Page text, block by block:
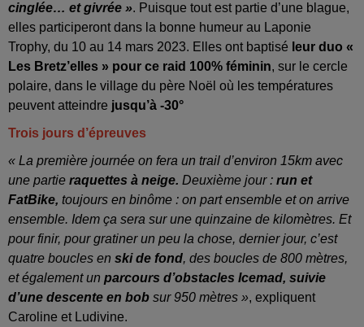
cinglée… et givrée ». Puisque tout est partie d’une blague,
elles participeront dans la bonne humeur au Laponie
Trophy, du 10 au 14 mars 2023. Elles ont baptisé leur duo «
Les Bretz’elles » pour ce raid 100% féminin, sur le cercle
polaire, dans le village du père Noël où les températures
peuvent atteindre jusqu’à -30°
Trois jours d’épreuves
« La première journée on fera un trail d’environ 15km avec
une partie raquettes à neige. Deuxième jour : run et
FatBike, toujours en binôme : on part ensemble et on arrive
ensemble. Idem ça sera sur une quinzaine de kilomètres. Et
pour finir, pour gratiner un peu la chose, dernier jour, c’est
quatre boucles en ski de fond, des boucles de 800 mètres,
et également un parcours d’obstacles Icemad, suivie
d’une descente en bob sur 950 mètres », expliquent
Caroline et Ludivine.